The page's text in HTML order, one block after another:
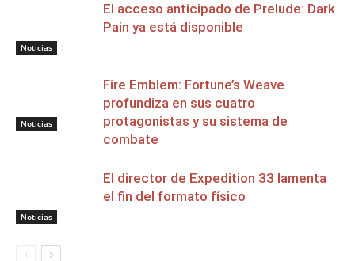
Noticias
El acceso anticipado de Prelude: Dark
Pain ya está disponible
Noticias
Fire Emblem: Fortune’s Weave
profundiza en sus cuatro
protagonistas y su sistema de
combate
Noticias
El director de Expedition 33 lamenta
el fin del formato físico